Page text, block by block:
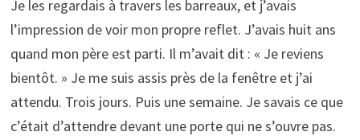
Je les regardais à travers les barreaux, et j’avais
l’impression de voir mon propre reflet. J’avais huit ans
quand mon père est parti. Il m’avait dit : « Je reviens
bientôt. » Je me suis assis près de la fenêtre et j’ai
attendu. Trois jours. Puis une semaine. Je savais ce que
c’était d’attendre devant une porte qui ne s’ouvre pas.